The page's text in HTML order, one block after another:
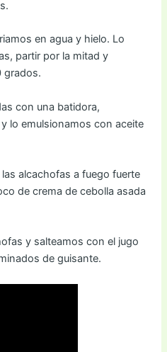
en agua y hielo. Lo
partir por la mitad y
grados.
con una batidora,
lo emulsionamos con aceite
alcachofas a fuego fuerte
de crema de cebolla asada
y salteamos con el jugo
de guisante.